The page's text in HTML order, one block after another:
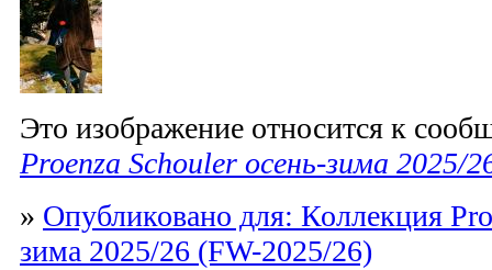
Это изображение относится к
Proenza Schouler осень-зима 2025/
» Опубликовано для: Коллекция
зима 2025/26 (FW-2025/26)